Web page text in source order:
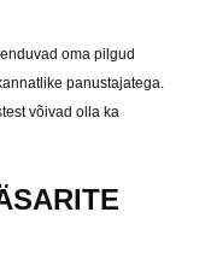
oma pilgud
panustajatega.
võivad olla ka